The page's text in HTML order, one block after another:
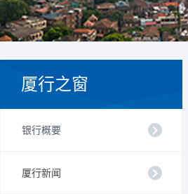
厦行之窗
银行概要
厦行新闻